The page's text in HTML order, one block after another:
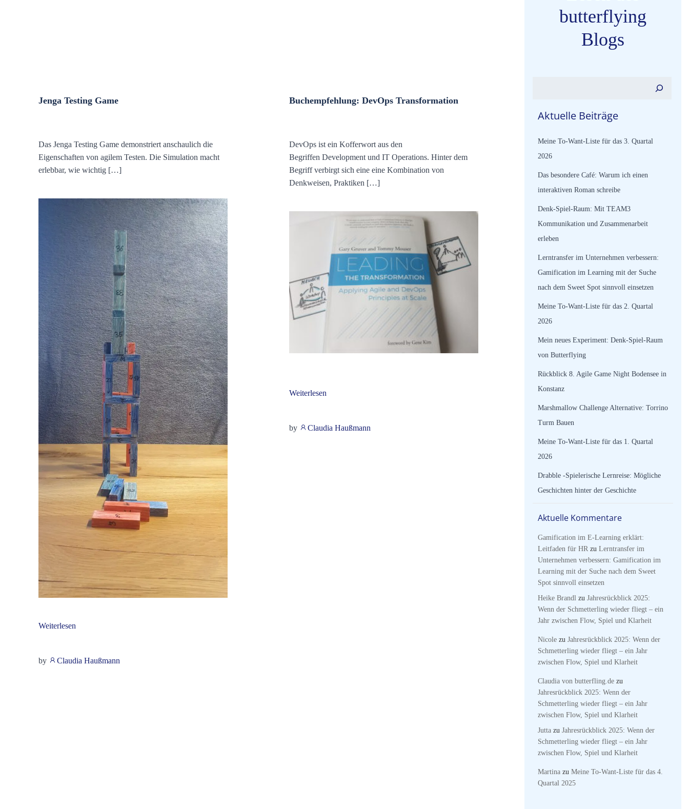
Jenga Testing Game
Das Jenga Testing Game demonstriert anschaulich die
Eigenschaften von agilem Testen. Die Simulation macht
erlebbar, wie wichtig […]
Weiterlesen
by Claudia Haußmann
Buchempfehlung: DevOps Transformation
DevOps ist ein Kofferwort aus den
Begriffen Development und IT Operations. Hinter dem
Begriff verbirgt sich eine eine Kombination von
Denkweisen, Praktiken […]
Weiterlesen
by Claudia Haußmann
butterflying
Blogs
Aktuelle Beiträge
Meine To-Want-Liste für das 3. Quartal
2026
Das besondere Café: Warum ich einen
interaktiven Roman schreibe
Denk-Spiel-Raum: Mit TEAM3
Kommunikation und Zusammenarbeit
erleben
Lerntransfer im Unternehmen verbessern:
Gamification im Learning mit der Suche
nach dem Sweet Spot sinnvoll einsetzen
Meine To-Want-Liste für das 2. Quartal
2026
Mein neues Experiment: Denk-Spiel-Raum
von Butterflying
Rückblick 8. Agile Game Night Bodensee in
Konstanz
Marshmallow Challenge Alternative: Torrino
Turm Bauen
Meine To-Want-Liste für das 1. Quartal
2026
Drabble -Spielerische Lernreise: Mögliche
Geschichten hinter der Geschichte
Aktuelle Kommentare
Gamification im E-Learning erklärt:
Leitfaden für HR zu Lerntransfer im
Unternehmen verbessern: Gamification im
Learning mit der Suche nach dem Sweet
Spot sinnvoll einsetzen
Heike Brandl zu Jahresrückblick 2025:
Wenn der Schmetterling wieder fliegt – ein
Jahr zwischen Flow, Spiel und Klarheit
Nicole zu Jahresrückblick 2025: Wenn der
Schmetterling wieder fliegt – ein Jahr
zwischen Flow, Spiel und Klarheit
Claudia von butterfling.de zu
Jahresrückblick 2025: Wenn der
Schmetterling wieder fliegt – ein Jahr
zwischen Flow, Spiel und Klarheit
Jutta zu Jahresrückblick 2025: Wenn der
Schmetterling wieder fliegt – ein Jahr
zwischen Flow, Spiel und Klarheit
Martina zu Meine To-Want-Liste für das 4.
Quartal 2025